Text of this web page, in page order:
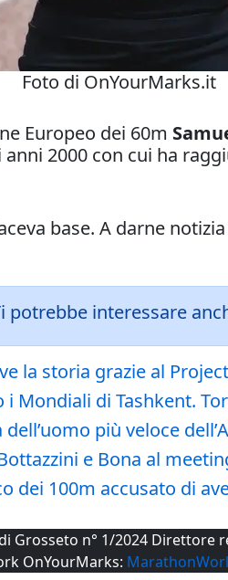
Foto di OnYourMarks.it
Europeo dei 60m
2000 con cui ha
base. A darne
potrebbe interessare
la storia grazie al
Mondiali di Tashkent.
più veloce
e Bona al
dei 100m accusato di
n° 1/2024 Direttore
OnYourMarks: